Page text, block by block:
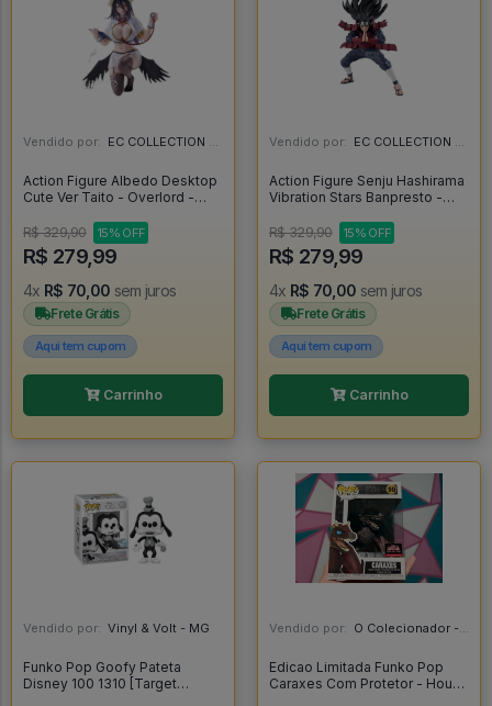
Vendido por: EC COLLECTION - SP
Action Figure Albedo Desktop
Cute Ver Taito - Overlord -
R$ 329,90
15% OFF
R$ 279,99
4x R$ 70,00 sem juros
Frete Grátis
Aqui tem cupom
Carrinho
Vendido por: EC COLLECTION - SP
Action Figure Senju Hashirama
Vibration Stars Banpresto -
R$ 329,90
15% OFF
R$ 279,99
4x R$ 70,00 sem juros
Frete Grátis
Aqui tem cupom
Carrinho
Vendido por: Vinyl & Volt - MG
Funko Pop Goofy Pateta
Disney 100 1310 [Target
Vendido por: O Colecionador - SP
Edicao Limitada Funko Pop
Caraxes Com Protetor - House